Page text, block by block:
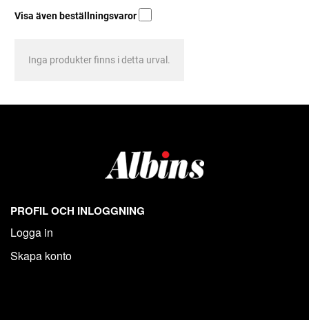
Visa även beställningsvaror
Inga produkter finns i detta urval.
PROFIL OCH INLOGGNING
Logga in
Skapa konto